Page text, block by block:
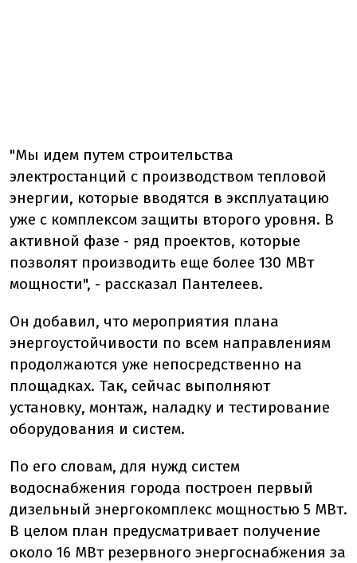
"Мы идем путем строительства
электростанций с производством тепловой
энергии, которые вводятся в эксплуатацию
уже с комплексом защиты второго уровня. В
активной фазе - ряд проектов, которые
позволят производить еще более 130 МВт
мощности", - рассказал Пантелеев.
Он добавил, что мероприятия плана
энергоустойчивости по всем направлениям
продолжаются уже непосредственно на
площадках. Так, сейчас выполняют
установку, монтаж, наладку и тестирование
оборудования и систем.
По его словам, для нужд систем
водоснабжения города построен первый
дизельный энергокомплекс мощностью 5 МВт.
В целом план предусматривает получение
около 16 МВт резервного энергоснабжения за